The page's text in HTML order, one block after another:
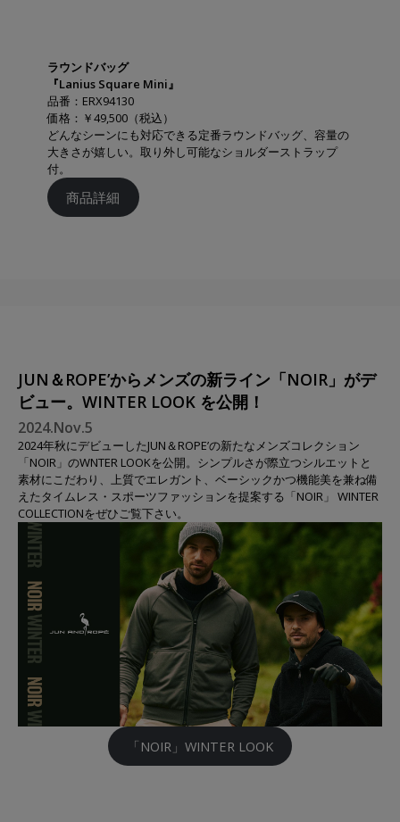
ラウンドバッグ
『Lanius Square Mini』
品番：ERX94130
価格：￥49,500（税込）
どんなシーンにも対応できる定番ラウンドバッグ、容量の
大きさが嬉しい。取り外し可能なショルダーストラップ
付。
商品詳細
JUN＆ROPE’からメンズの新ライン「NOIR」がデ
ビュー。WINTER LOOK を公開！
2024.Nov.5
2024年秋にデビューしたJUN＆ROPE’の新たなメンズコレクション
「NOIR」のWNTER LOOKを公開。シンプルさが際立つシルエットと
素材にこだわり、上質でエレガント、ベーシックかつ機能美を兼ね備
えたタイムレス・スポーツファッションを提案する「NOIR」 WINTER
COLLECTIONをぜひご覧下さい。
「NOIR」WINTER LOOK